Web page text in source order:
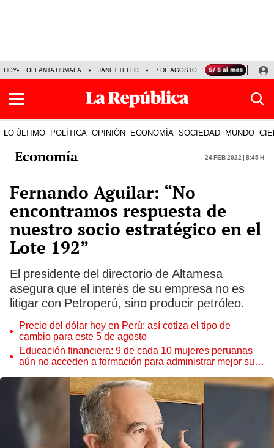
HOY OLLANTA HUMALA JANET TELLO 7 DE AGOSTO TINKA RESULTADOS
LO ÚLTIMO POLÍTICA OPINIÓN ECONOMÍA SOCIEDAD MUNDO
Economía 24 Feb 2022 | 8:45 h
Fernando Aguilar: “No
encontramos respuesta de
nuestro socio estratégico en el
Lote 192”
El presidente del directorio de Altamesa
asegura que el interés de su empresa no es
litigar con Petroperú, sino producir petróleo.
Precio del dólar hoy en Perú: así cotiza el tipo de
cambio para este 5 de agosto
Educación financiera: 9 de cada 10 mujeres peruanas
aún no acceden a formación para administrar mejor su